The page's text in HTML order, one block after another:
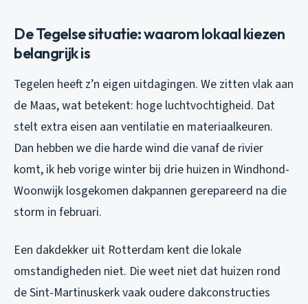
De Tegelse situatie: waarom lokaal kiezen
belangrijk is
Tegelen heeft z’n eigen uitdagingen. We zitten vlak aan
de Maas, wat betekent: hoge luchtvochtigheid. Dat
stelt extra eisen aan ventilatie en materiaalkeuren.
Dan hebben we die harde wind die vanaf de rivier
komt, ik heb vorige winter bij drie huizen in Windhond-
Woonwijk losgekomen dakpannen gerepareerd na die
storm in februari.
Een dakdekker uit Rotterdam kent die lokale
omstandigheden niet. Die weet niet dat huizen rond
de Sint-Martinuskerk vaak oudere dakconstructies